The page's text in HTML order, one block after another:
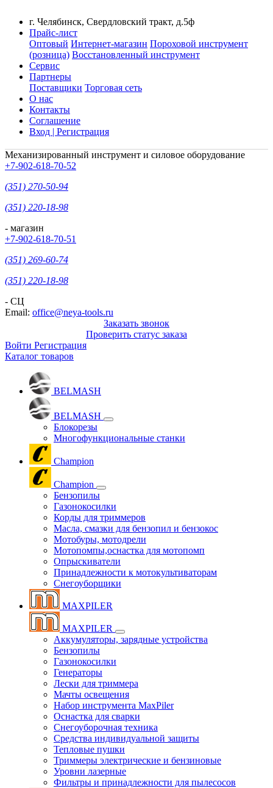
г. Челябинск, Свердловский тракт, д.5ф
Прайс-лист
Оптовый Интернет-магазин Пороховой инструмент
(розница) Восстановленный инструмент
Сервис
Партнеры
Поставщики Торговая сеть
О нас
Контакты
Соглашение
Вход | Регистрация
Механизированный инструмент и силовое оборудование
+7-902-618-70-52
(351) 270-50-94
(351) 220-18-98
- магазин
+7-902-618-70-51
(351) 269-60-74
(351) 220-18-98
- СЦ
Email: office@neya-tools.ru
Заказать звонок
Проверить статус заказа
Войти Регистрация
Каталог товаров
BELMASH
BELMASH
Блокорезы
Многофункциональные станки
Champion
Champion
Бензопилы
Газонокосилки
Корды для триммеров
Масла, смазки для бензопил и бензокос
Мотобуры, мотодрели
Мотопомпы,оснастка для мотопомп
Опрыскиватели
Принадлежности к мотокультиваторам
Снегоуборщики
MAXPILER
MAXPILER
Аккумуляторы, зарядные устройства
Бензопилы
Газонокосилки
Генераторы
Лески для триммера
Мачты освещения
Набор инструмента MaxPiler
Оснастка для сварки
Снегоуборочная техника
Средства индивидуальной защиты
Тепловые пушки
Триммеры электрические и бензиновые
Уровни лазерные
Фильтры и принадлежности для пылесосов